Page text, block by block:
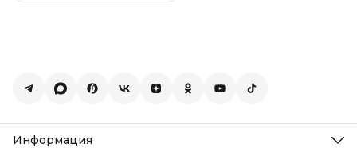
Информация